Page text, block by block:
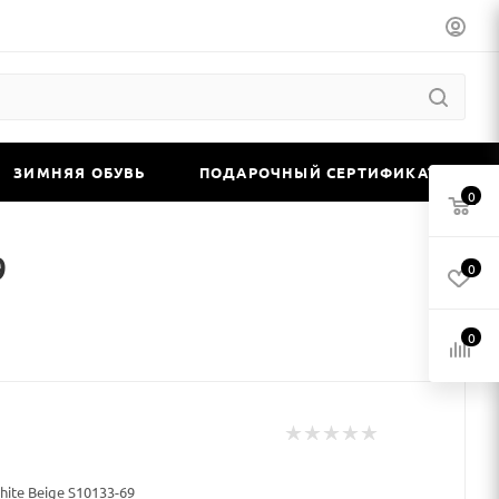
ЗИМНЯЯ ОБУВЬ ПОДАРОЧНЫЙ СЕРТИФИКАТ
Beige S10133-69
0
0
0